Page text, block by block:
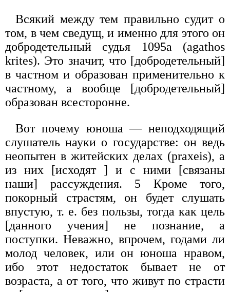
Всякий между тем правильно судит о
том, в чем сведущ, и именно для этого он
добродетельный судья 1095а (agathos
krites). Это значит, что [добродетельный]
в частном и образован применительно к
частному, а вообще [добродетельный]
образован всесторонне.
Вот почему юноша — неподходящий
слушатель науки о государстве: он ведь
неопытен в житейских делах (praxeis), а
из них [исходят ] и с ними [связаны
наши] рассуждения. 5 Кроме того,
покорный страстям, он будет слушать
впустую, т. е. без пользы, тогда как цель
[данного учения] не познание, а
поступки. Неважно, впрочем, годами ли
молод человек, или он юноша нравом,
ибо этот недостаток бывает не от
возраста, а от того, что живут по страсти